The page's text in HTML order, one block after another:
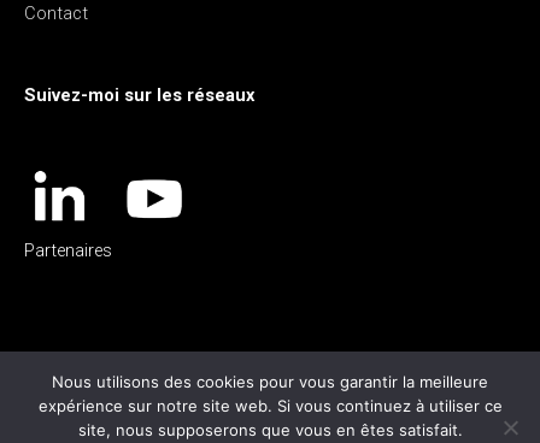
Contact
Suivez-moi sur les réseaux
Partenaires
Nous utilisons des cookies pour vous garantir la meilleure
expérience sur notre site web. Si vous continuez à utiliser ce
site, nous supposerons que vous en êtes satisfait.